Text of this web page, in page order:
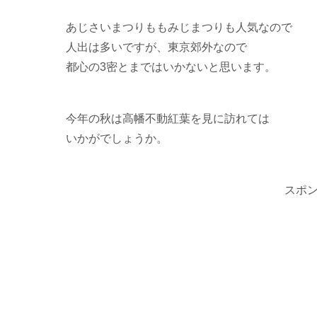
あじさいまつりももみじまつりも人気なので
人出は多いですが、東京郊外なので
都心の3密とまではいかないと思います。
今年の秋は高幡不動紅葉を見に訪れては
いかがでしょうか。
スポ